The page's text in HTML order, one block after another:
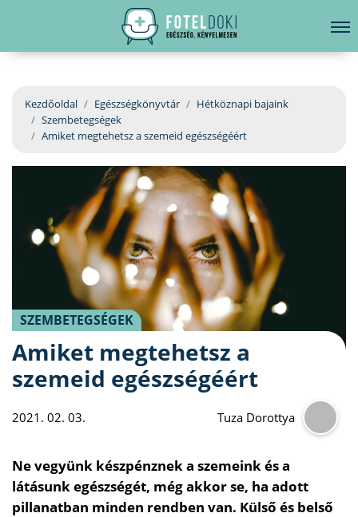
EGÉSZSÉGKÖNYVTÁR
BETEGSÉGKALAUZ
ÜGYELETKERESŐ
ORVOS VÁLASZOL
ORVOSKERESŐ
hirdetés
Kezdőoldal Egészségkönyvtár
Hétköznapi bajaink
Szembetegségek
Amiket megtehetsz a szemeid egészségéért
SZEMBETEGSÉGEK
Amiket megtehetsz a
szemeid egészségéért
2021. 02. 03. Tuza Dorottya
Ne vegyünk készpénznek a szemeink és a
látásunk egészségét, még akkor se, ha adott
pillanatban minden rendben van. Külső és belső